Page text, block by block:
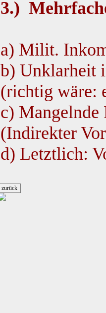
3.)
a) Milit.
b) Unklarheit
(richtig wäre:
c) Mangelnde
(Indirekter
d) Letztlich: